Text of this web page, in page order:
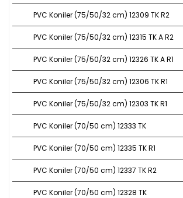
PVC Koniler (75/50/32 cm) 12309 TK R2
PVC Koniler (75/50/32 cm) 12315 TK A R2
PVC Koniler (75/50/32 cm) 12326 TK A R1
PVC Koniler (75/50/32 cm) 12306 TK R1
PVC Koniler (75/50/32 cm) 12303 TK R1
PVC Koniler (70/50 cm) 12333 TK
PVC Koniler (70/50 cm) 12335 TK R1
PVC Koniler (70/50 cm) 12337 TK R2
PVC Koniler (70/50 cm) 12328 TK